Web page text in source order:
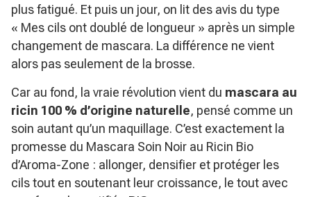
plus fatigué. Et puis un jour, on lit des avis du type
« Mes cils ont doublé de longueur » après un simple
changement de mascara. La différence ne vient
alors pas seulement de la brosse.
Car au fond, la vraie révolution vient du mascara au
ricin 100 % d’origine naturelle, pensé comme un
soin autant qu’un maquillage. C’est exactement la
promesse du Mascara Soin Noir au Ricin Bio
d’Aroma-Zone : allonger, densifier et protéger les
cils tout en soutenant leur croissance, le tout avec